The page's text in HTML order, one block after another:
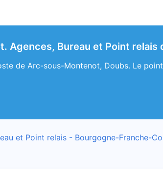
Agences, Bureau et Point relais
de Arc-sous-Montenot, Doubs. Le
et Point relais - Bourgogne-Franche-